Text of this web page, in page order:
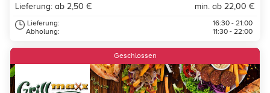
Lieferung: ab 2,50 €
min. ab 22,00 €
Lieferung:
Abholung:
16:30 - 21:00
11:30 - 22:00
Geschlossen